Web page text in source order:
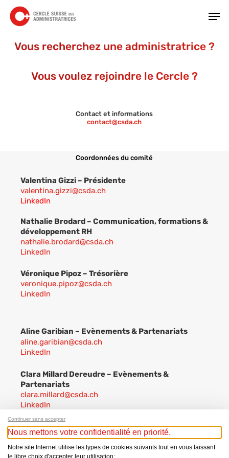
main
Vous recherchez une administratrice ?
Vous voulez rejoindre le Cercle ?
Contact et informations
contact@csda.ch
Coordonnées du comité
Valentina Gizzi – Présidente
valentina.gizzi@csda.ch
LinkedIn
Nathalie Brodard –Communication, formations &
développement RH
nathalie.brodard@csda.ch
LinkedIn
Véronique Pipoz – Trésorière
veronique.pipoz@csda.ch
LinkedIn
Aline Garibian – Evènements & Partenariats
aline.garibian@csda.ch
LinkedIn
Clara Millard Dereudre – Evènements &
Partenariats
clara.millard@csda.ch
LinkedIn
Pranvera Këllezi – Secrétaire Générale
pranvera.kellezi@csda.ch
LinkedIn
Menu
Continuer sans accepter
Nous mettons votre confidentialité en priorité.
Notre site Internet utilise les types de cookies suivants tout en vous laissant
le libre choix d'accepter leur utilisation: